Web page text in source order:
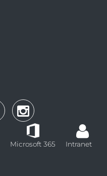
Microsoft 365 Intranet